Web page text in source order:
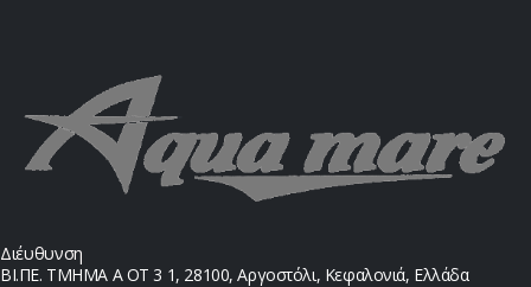
Διέυθυνση
ΒΙ.ΠΕ. ΤΜΗΜΑ Α ΟΤ 3 1, 28100, Αργοστόλι, Κεφαλονιά, Ελλάδα